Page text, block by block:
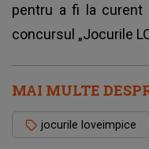
pentru a fi la
concursul „Jocurile
MAI MULTE
jocurile loveimpice